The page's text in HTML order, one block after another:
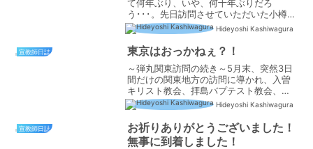
て何年ぶり、いや、何十年ぶりだろ
う･･･。先日訪問させていただいた小樽福
音キリスト教会は坂の中腹(？)に建って
いる教会でした。会堂は洋風のきれいで
素敵な建物で、中からはオーシャンビュ
ーの絶景の会堂でした。...
Hideyoshi Kashiwagura
宣教師日誌 東京はおっかねぇ？！
～弾丸関東訪問の続き～5月末、突然3日
間だけの関東地方の訪問に導かれ、入曽
キリスト教会、拝島バプテスト教会、そ
して聖書宣教会でお交わりをさせていた
だきました。 さてさて、その帰り道、ナ
ビを見てビックリ！！山形の田舎者から
すれば、こんな表示見...
Hideyoshi Kashiwagura
宣教師日誌
お祈りありがとうございました！
無事に到着しました！